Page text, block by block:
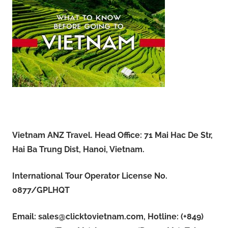
Vietnam ANZ Travel. Head Office: 71 Mai Hac De Str,
Hai Ba Trung Dist, Hanoi, Vietnam.
International Tour Operator License No.
0877/GPLHQT
Email: sales@clicktovietnam.com, Hotline: (+849)